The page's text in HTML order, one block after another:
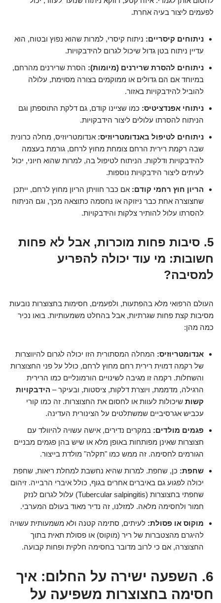
לפעמים ליצור בעיה אחרת.
ניתוחים קיסריים: ניתוח קיסרי, למרות שהוא נפוץ ובטוח, הוא
עדיין ניתוח בטן גדול שיכול לגרום להידבקויות.
ניתוחים להסרת שרירנים (מיומות): הסרת שרירנים מהרחם,
במיוחד אם הם גדולים או ממוקמים בצורה מסוימת, עלולה
להוביל להידבקויות באזור.
ניתוחי אפנדציטיס: כמו שציינו קודם, גם דלקת התוספתן וגם
הניתוח להסרתו עלולים ליצור הידבקויות.
ניתוחים לטיפול באנדומטריוזיס: אנדומטריוזיס, מחלה כרונית
שבה רקמת רירית הרחם צומחת מחוץ לרחם, גורמת בעצמה
להידבקויות ודלקות. הניתוח לטיפול בה, למרות שהוא חיוני, יכול
לעיתים ליצור הידבקויות נוספות.
הריון חוץ רחמי קודם: אם כבר חוויתן הריון מחוץ לרחם, ייתכן
שחצוצרה אחת כבר ניזוקה או נחסמה כתוצאה מכך, וגם הניתוח
להסרתו עלול להותיר צלקות והידבקויות.
5. סיבות פחות מוכרות, אבל לא פחות
חשובות: מי עוד יכולה להפריע
למסיבה?
העולם הרפואי מלא בהפתעות, ולפעמים, חסימות בחצוצרות נובעות
מסיבות קצת פחות שגרתיות, אבל בהחלט משמעותיות. בואו נכיר
כמה מהן:
אנדומטריוזיס: המחלה המסתורית הזו יכולה לגרום להיווצרות
של רקמה דמוית רירית רחם מחוץ לרחם, כולל על פני החצוצרות
והשחלות. רקמה זו מגיבה לשינויים הורמונליים כמו הרירית
הרגילה, מדממת, ויוצרת דלקות, ציסטות, ובעיקר – הידבקויות
קשות שיכולות לעוות או לחסום את החצוצרות. זה כמו קורי
עכביש אגרסיביים שמשתלטים על הצינורית העדינה.
פגמים מולדים: במקרים נדירים, אישה עשויה להיוולד עם
חצוצרות שאינן מפותחות באופן מלא או שיש בהן פגמים מבניים
הגורמים לחסימה. זה ממש כמו "תקלה" מולדת בייצור.
שחפת: כן, שחפת. למרות שהיא נחשבת למחלת ריאות, שחפת
יכולה לפגוע גם באיברים אחרים בגוף, כולל איברי הרבייה. זיהום
שחפתי בחצוצרות (Tubercular salpingitis) עלול לגרום לנזק
חמור ולחסימה מלאה. למזלנו, זה נדיר מאוד בעולם המערבי.
מוקוס או פסולת: לעיתים, סתימה קטנה ולא משמעותית עשויה
להיגרם מהצטברות של ריר (מוקוס) או פסולת תאית בתוך
החצוצרה, אם כי לרוב מדובר בחסימה חלקית ופחות קבועה.
6. השפעה ישירה על החלום: איך
חסימה בחצוצרות משפיעה על